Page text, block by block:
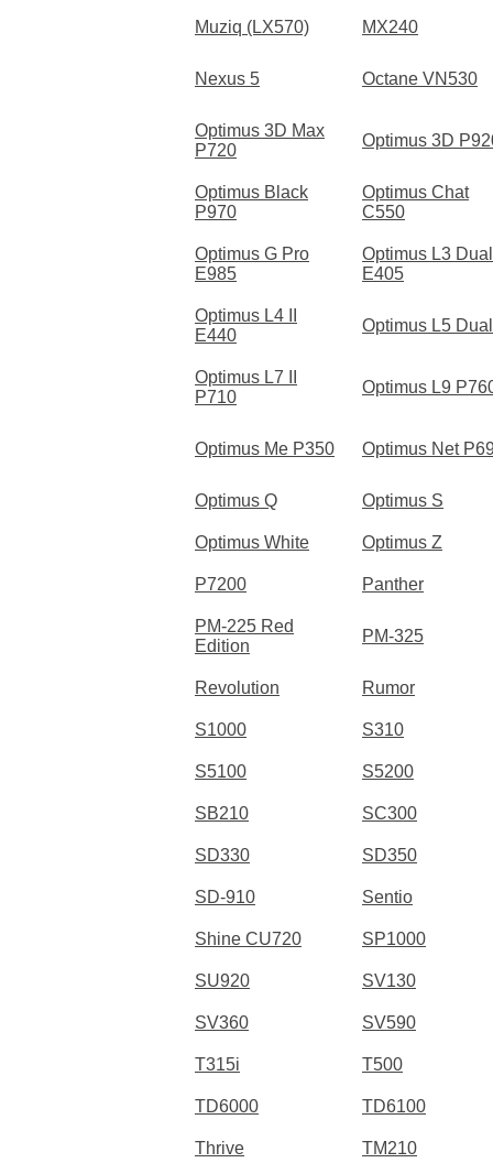
Muziq (LX570) MX240
Nexus 5 Octane VN530
Optimus 3D Max
P720
Optimus 3D
Optimus Black
P970
Optimus Chat
C550
Optimus G Pro
E985
Optimus L3 Dual
E405
Optimus L4 II
E440
Optimus L5 Dual
Optimus L7 II
P710
Optimus L9
Optimus Me P350 Optimus Net
Optimus Q Optimus S
Optimus White Optimus Z
P7200 Panther
PM-225 Red
Edition
PM-325
Revolution Rumor
S1000 S310
S5100 S5200
SB210 SC300
SD330 SD350
SD-910 Sentio
Shine CU720 SP1000
SU920 SV130
SV360 SV590
T315i T500
TD6000 TD6100
Thrive TM210